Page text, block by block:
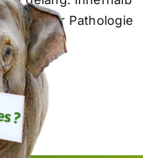
In der Pathologie
werden.